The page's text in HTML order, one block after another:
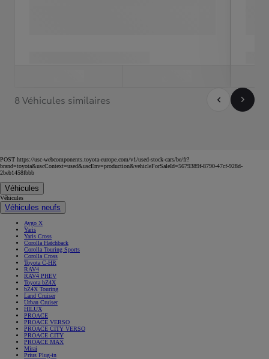
8 Véhicules similaires
POST https://usc-webcomponents.toyota-europe.com/v1/used-stock-cars/be/fr?
brand=toyota&uscContext=used&uscEnv=production&vehicleForSaleId=5679389f-8790-47cf-928d-
2beb1458fbbb
Véhicules
Véhicules
Véhicules neufs
Aygo X
Yaris
Yaris Cross
Corolla Hatchback
Corolla Touring Sports
Corolla Cross
Toyota C-HR
RAV4
RAV4 PHEV
Toyota bZ4X
bZ4X Touring
Land Cruiser
Urban Cruiser
HILUX
PROACE
PROACE VERSO
PROACE CITY VERSO
PROACE CITY
PROACE MAX
Mirai
Prius Plug-in